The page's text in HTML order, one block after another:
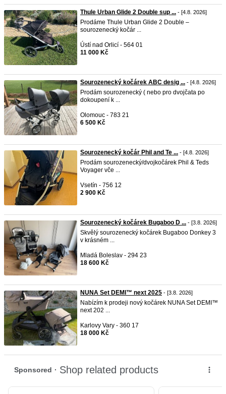
Thule Urban Glide 2 Double sup ... - [4.8. 2026]
Prodáme Thule Urban Glide 2 Double –
sourozenecký kočár ...
Ústí nad Orlicí - 564 01
11 000 Kč
Sourozenecký kočárek ABC desig ... - [4.8. 2026]
Prodám sourozenecký ( nebo pro dvojčata po
dokoupení k ...
Olomouc - 783 21
6 500 Kč
Sourozenecký kočár Phil and Te ... - [4.8. 2026]
Prodám sourozenecký/dvojkočárek Phil & Teds
Voyager vče ...
Vsetín - 756 12
2 900 Kč
Sourozenecký kočárek Bugaboo D ... - [3.8. 2026]
Skvělý sourozenecký kočárek Bugaboo Donkey 3
v krásném ...
Mladá Boleslav - 294 23
18 600 Kč
NUNA Set DEMI™ next 2025 - [3.8. 2026]
Nabízím k prodeji nový kočárek NUNA Set DEMI™
next 202 ...
Karlovy Vary - 360 17
18 000 Kč